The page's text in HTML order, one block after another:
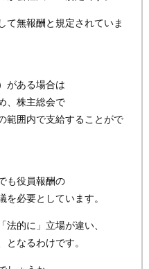
て無報酬と規定されていま
がある場合は
、株主総会で
範囲内で支給することがで
も役員報酬の
必要としています。
法的に」立場が違い、
となるわけです。